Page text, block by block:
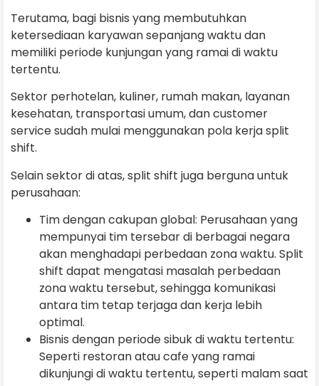
Terutama, bagi bisnis yang membutuhkan
ketersediaan karyawan sepanjang waktu dan
memiliki periode kunjungan yang ramai di waktu
tertentu.
Sektor perhotelan, kuliner, rumah makan, layanan
kesehatan, transportasi umum, dan customer
service sudah mulai menggunakan pola kerja split
shift.
Selain sektor di atas, split shift juga berguna untuk
perusahaan:
Tim dengan cakupan global: Perusahaan yang
mempunyai tim tersebar di berbagai negara
akan menghadapi perbedaan zona waktu. Split
shift dapat mengatasi masalah perbedaan
zona waktu tersebut, sehingga komunikasi
antara tim tetap terjaga dan kerja lebih
optimal.
Bisnis dengan periode sibuk di waktu tertentu:
Seperti restoran atau cafe yang ramai
dikunjungi di waktu tertentu, seperti malam saat